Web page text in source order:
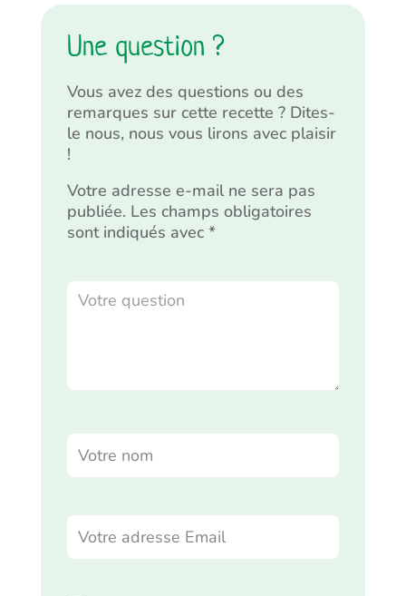
Une question ?
Vous avez des questions ou des
remarques sur cette recette ? Dites-
le nous, nous vous lirons avec plaisir
!
Votre adresse e-mail ne sera pas
publiée. Les champs obligatoires
sont indiqués avec *